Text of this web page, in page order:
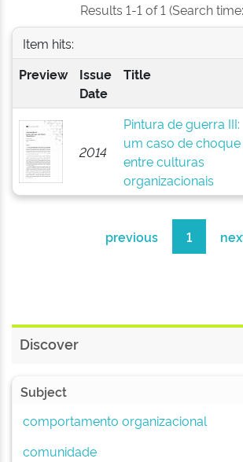
Results 1-1 of 1 (Search
Item hits:
Preview
Issue
Date
Title
2014
Pintura de guerra III:
um caso de choque
entre culturas
organizacionais
previous 1
Discover
Subject
comportamento organizacional
comunidade